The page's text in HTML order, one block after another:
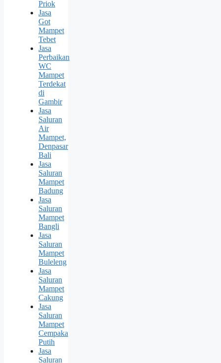
Priok
Jasa
Got
Mampet
Tebet
Jasa
Perbaikan
WC
Mampet
Terdekat
di
Gambir
Jasa
Saluran
Air
Mampet,
Denpasar
Bali
Jasa
Saluran
Mampet
Badung
Jasa
Saluran
Mampet
Bangli
Jasa
Saluran
Mampet
Buleleng
Jasa
Saluran
Mampet
Cakung
Jasa
Saluran
Mampet
Cempaka
Putih
Jasa
Saluran